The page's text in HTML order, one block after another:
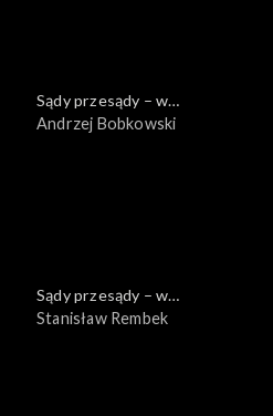
Sądy przesądy – w
powiększeniu
Andrzej Bobkowski
Sądy przesądy – w
powiększeniu
Stanisław Rembek